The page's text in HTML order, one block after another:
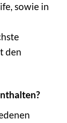
sowie in
den